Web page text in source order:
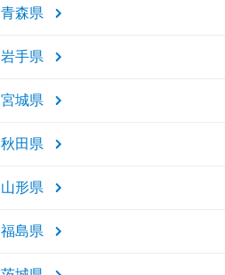
青森県
岩手県
宮城県
秋田県
山形県
福島県